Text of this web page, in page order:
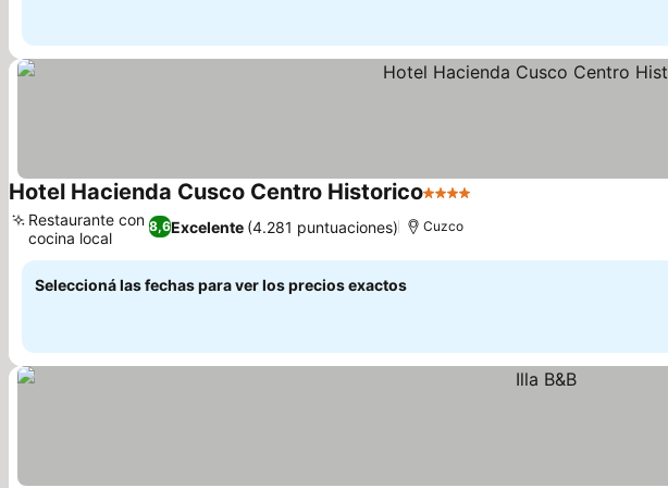
Hotel Hacienda Cusco Centro Historico4 Estrellas
8,6Excelente (4.281 puntuaciones)
Restaurante con
cocina local
Cuzco
Seleccioná las fechas para ver los precios exactos